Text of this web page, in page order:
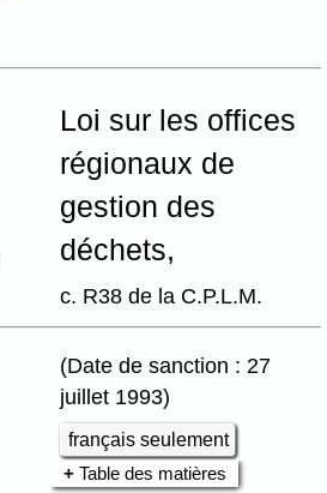
Loi sur les offices
régionaux de
gestion des
déchets,
c. R38 de la C.P.L.M.
(Date de sanction : 27
juillet 1993)
français seulement
Table des matières